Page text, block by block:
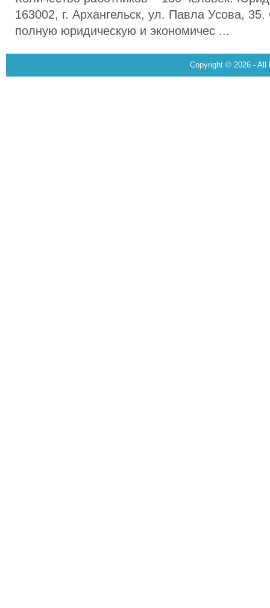
163002, г. Архангельск, ул. Павла Усова,
полную юридическую и экономичес ...
Copyright © 2026 - All